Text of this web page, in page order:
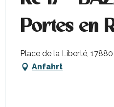
Portes en
Place de la Liberté,
Anfahrt